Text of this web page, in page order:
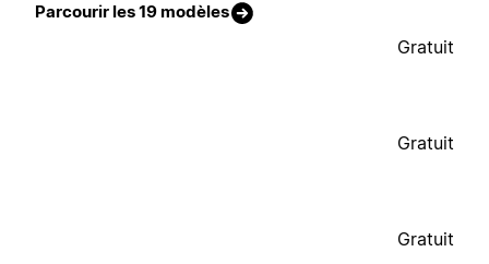
Parcourir les 19 modèles
Gratuit
Gratuit
Gratuit